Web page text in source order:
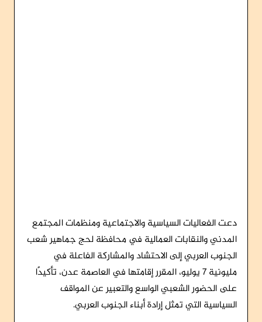
دعت الفعاليات السياسية والاجتماعية ومنظمات المجتمع
المدني والنقابات العمالية في محافظة لحج جماهير شعب
الجنوب العربي إلى الاحتشاد والمشاركة الفاعلة في
مليونية 7 يوليو، المقرر إقامتها في العاصمة عدن، تأكيدًا
على الحضور الشعبي الواسع والتعبير عن المواقف
السياسية التي تمثل إرادة أبناء الجنوب العربي.